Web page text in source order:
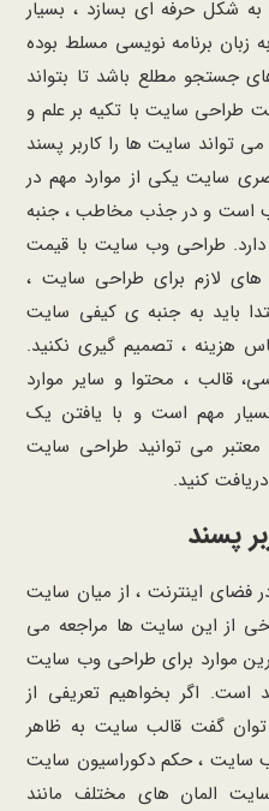
شکل حرفه ای بسازد ، بسیار
برنامه نویسی مسلط بوده
جستجو مطلع باشد تا بتواند
طراحی سایت با تکیه بر علم و
تواند سایت ها را کاربر پسند
سایت یکی از موارد مهم در
است و در جذب مخاطب ، جنبه
طراحی وب سایت با قیمت
های لازم برای طراحی سایت ،
باید به جنبه ی کیفی سایت
هزینه ، تصمیم گیری نکنید.
قالب ، محتوا و سایر موارد
مهم است و با یافتن یک
می توانید طراحی سایت
کنید.
پسند
اینترنت ، از میان سایت
از این سایت ها مراجعه می
موارد برای طراحی وب سایت
است. اگر بخواهیم تعریفی از
گفت قالب سایت به ظاهر
سایت ، حکم دکوراسیون سایت
المان ‌های مختلف مانند